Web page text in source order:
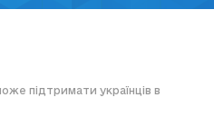
підтримати українців в